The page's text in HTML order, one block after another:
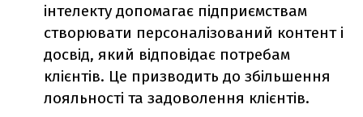
інтелекту допомагає підприємствам
створювати персоналізований контент і
досвід, який відповідає потребам
клієнтів. Це призводить до збільшення
лояльності та задоволення клієнтів.